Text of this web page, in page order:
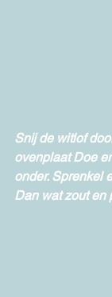
Snij de witlof
ovenplaat Doe
onder. Sprenkel
Dan wat zout en